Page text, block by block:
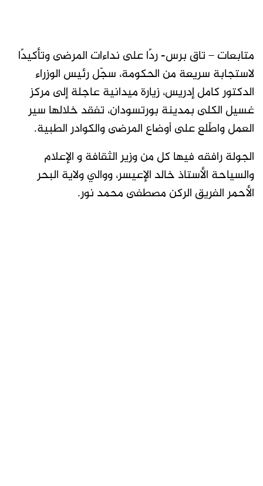
متابعات – تاق برس- ردًا على نداءات المرضى وتأكيدًا
لاستجابة سريعة من الحكومة، سجّل رئيس الوزراء
الدكتور كامل إدريس، زيارة ميدانية عاجلة إلى مركز
غسيل الكلى بمدينة بورتسودان، تفقد خلالها سير
العمل واطّلع على أوضاع المرضى والكوادر الطبية.
الجولة رافقه فيها كل من وزير الثقافة و الإعلام
والسياحة الأستاذ خالد الإعيسر، ووالي ولاية البحر
الأحمر الفريق الركن مصطفى محمد نور.